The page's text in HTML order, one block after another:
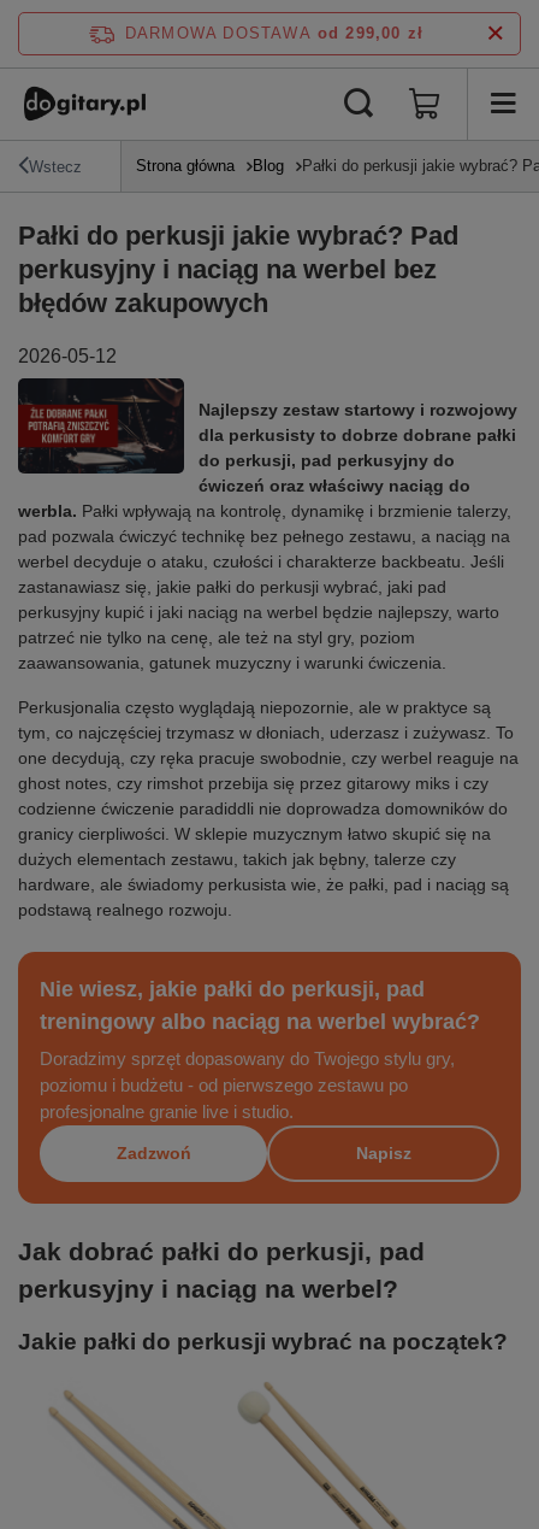
DARMOWA DOSTAWA od 299,00 zł
Wstecz Strona główna Blog Pałki do perkusji jakie wybrać?
Pałki do perkusji jakie wybrać? Pad
perkusyjny i naciąg na werbel bez
błędów zakupowych
2026-05-12
Najlepszy zestaw startowy i rozwojowy
dla perkusisty to dobrze dobrane pałki
do perkusji, pad perkusyjny do
ćwiczeń oraz właściwy naciąg do
werbla. Pałki wpływają na kontrolę, dynamikę i brzmienie talerzy,
pad pozwala ćwiczyć technikę bez pełnego zestawu, a naciąg na
werbel decyduje o ataku, czułości i charakterze backbeatu. Jeśli
zastanawiasz się, jakie pałki do perkusji wybrać, jaki pad
perkusyjny kupić i jaki naciąg na werbel będzie najlepszy, warto
patrzeć nie tylko na cenę, ale też na styl gry, poziom
zaawansowania, gatunek muzyczny i warunki ćwiczenia.
Perkusjonalia często wyglądają niepozornie, ale w praktyce są
tym, co najczęściej trzymasz w dłoniach, uderzasz i zużywasz. To
one decydują, czy ręka pracuje swobodnie, czy werbel reaguje na
ghost notes, czy rimshot przebija się przez gitarowy miks i czy
codzienne ćwiczenie paradiddli nie doprowadza domowników do
granicy cierpliwości. W sklepie muzycznym łatwo skupić się na
dużych elementach zestawu, takich jak bębny, talerze czy
hardware, ale świadomy perkusista wie, że pałki, pad i naciąg są
podstawą realnego rozwoju.
Nie wiesz, jakie pałki do perkusji, pad
treningowy albo naciąg na werbel wybrać?
Doradzimy sprzęt dopasowany do Twojego stylu gry,
poziomu i budżetu - od pierwszego zestawu po
profesjonalne granie live i studio.
Zadzwoń Napisz
Jak dobrać pałki do perkusji, pad
perkusyjny i naciąg na werbel?
Jakie pałki do perkusji wybrać na początek?